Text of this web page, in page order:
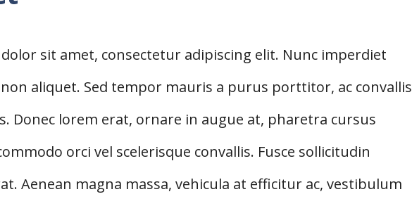
sit amet, consectetur adipiscing elit. Nunc imperdiet
aliquet. Sed tempor mauris a purus porttitor, ac convallis
Donec lorem erat, ornare in augue at, pharetra cursus
orci vel scelerisque convallis. Fusce sollicitudin
Aenean magna massa, vehicula at efficitur ac, vestibulum